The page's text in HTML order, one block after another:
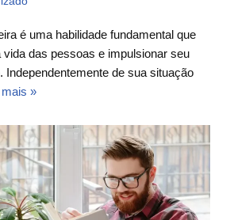
é uma habilidade fundamental que
vida das pessoas e impulsionar seu
Independentemente de sua situação
mais »